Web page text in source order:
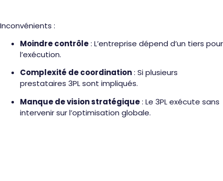
Inconvénients :
Moindre contrôle: L’entreprise dépend d’un tiers pour
l’exécution.
Complexité de coordination: Si plusieurs
prestataires 3PL sont impliqués.
Manque de vision stratégique: Le 3PL exécute sans
intervenir sur l’optimisation globale.